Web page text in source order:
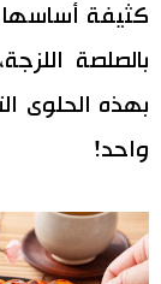
كثيفة
بالصلصة
بهذه الحلوى
واحد!